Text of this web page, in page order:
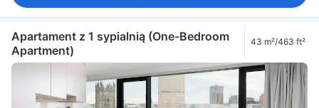
Apartament z 1 sypialnią (One-Bedroom
Apartment)
43 m²/463 ft²